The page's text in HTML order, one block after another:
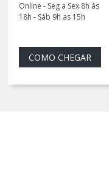
Online - Seg a Sex 8h às
18h - Sáb 9h as 15h
COMO CHEGAR